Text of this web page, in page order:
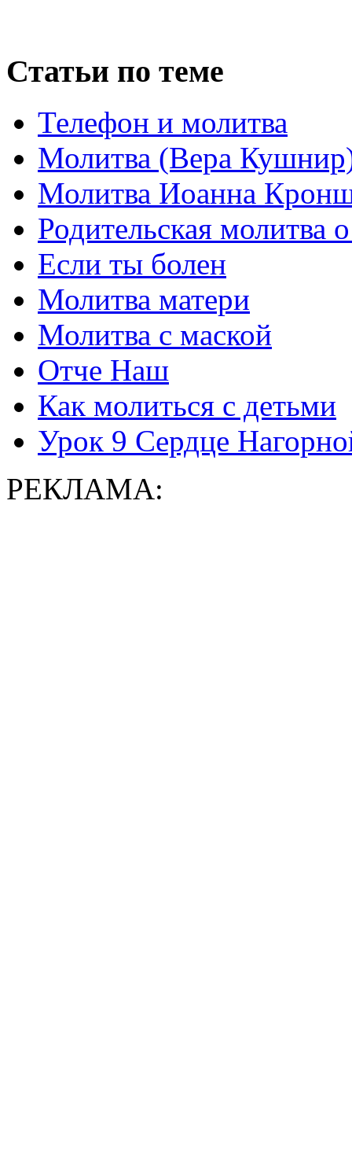
Статьи по теме
Телефон и молитва
Молитва (Вера
Молитва Иоанна
Родительская молитва
Если ты болен
Молитва матери
Молитва с маской
Отче Наш
Как молиться с детьми
Урок 9 Сердце
РЕКЛАМА: